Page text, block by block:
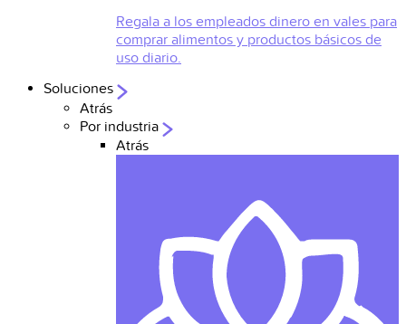
Regala a los empleados dinero en vales para
comprar alimentos y productos básicos de
uso diario.
Soluciones
Atrás
Por industria
Atrás